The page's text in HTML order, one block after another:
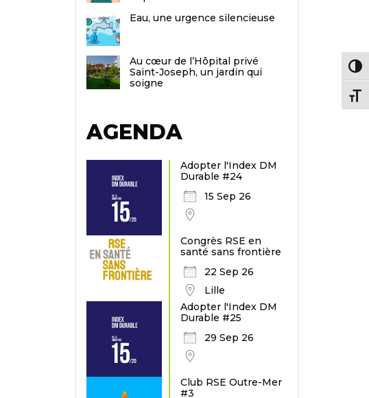
Eau, une urgence silencieuse
Au cœur de l’Hôpital privé
Saint-Joseph, un jardin qui
soigne
AGENDA
Adopter l'Index DM
Durable #24
15 Sep 26
Congrès RSE en
santé sans frontière
22 Sep 26
Lille
Adopter l'Index DM
Durable #25
29 Sep 26
Club RSE Outre-Mer
#3